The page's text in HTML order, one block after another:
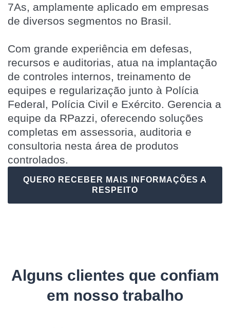
7As, amplamente aplicado em empresas
de diversos segmentos no Brasil.
Com grande experiência em defesas,
recursos e auditorias, atua na implantação
de controles internos, treinamento de
equipes e regularização junto à Polícia
Federal, Polícia Civil e Exército. Gerencia a
equipe da RPazzi, oferecendo soluções
completas em assessoria, auditoria e
consultoria nesta área de produtos
controlados.
QUERO RECEBER MAIS INFORMAÇÕES A
RESPEITO
Alguns clientes que confiam
em nosso trabalho